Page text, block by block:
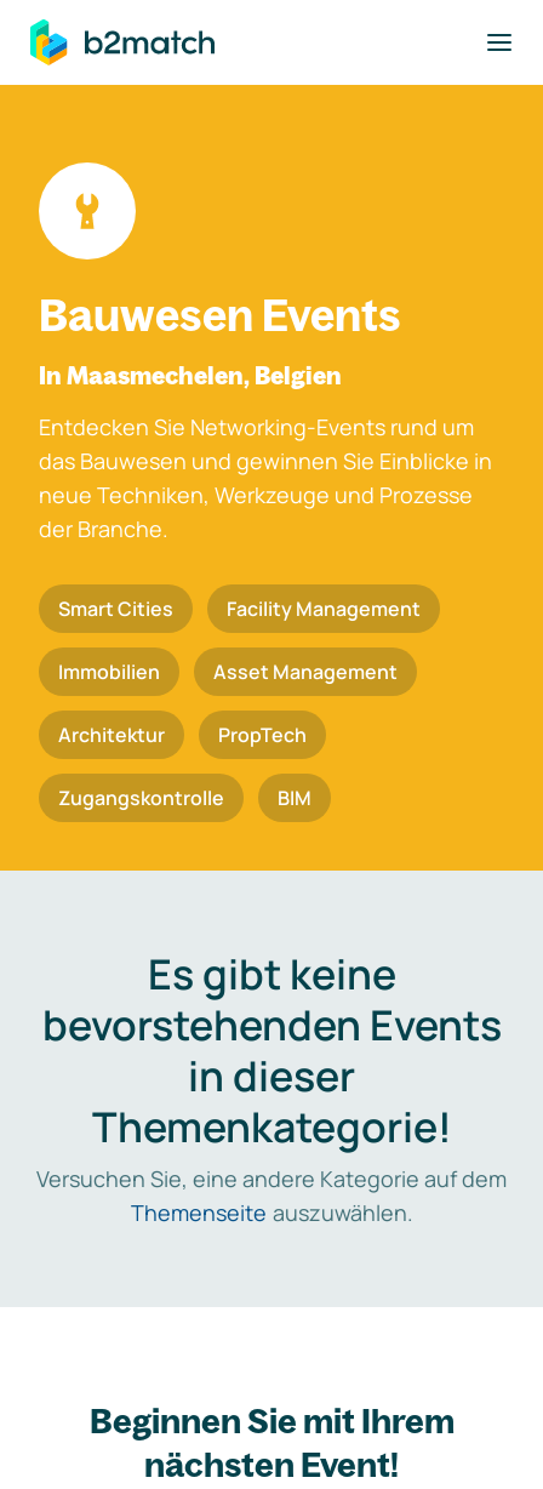
springen
Bauwesen Events
In Maasmechelen, Belgien
Entdecken Sie Networking-Events rund um
das Bauwesen und gewinnen Sie Einblicke in
neue Techniken, Werkzeuge und Prozesse
der Branche.
Smart Cities Facility Management
Immobilien Asset Management
Architektur PropTech
Zugangskontrolle BIM
Es gibt keine
bevorstehenden Events
in dieser
Themenkategorie!
Versuchen Sie, eine andere Kategorie auf dem
Themenseite auszuwählen.
Beginnen Sie mit Ihrem
nächsten Event!